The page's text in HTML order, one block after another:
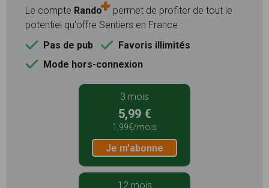
Le compte Rando
permet de profiter de tout le
potentiel qu'offre Sentiers en France :
Pas de pub
Favoris illimités
Mode hors-connexion
3 mois
5,99 €
1,99€/mois
Je m'abonne
12 mois